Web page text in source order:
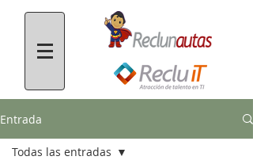
Entrada
Todas las entradas